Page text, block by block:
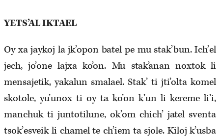
YETS’AL IKTAEL
Oy xa jaykoj la jk’opon batel pe mu stak’bun. Ich’el
jech, jo’one lajxa ko’on. Mu stak’anan noxtok li
mensajetik, yakalun smalael. Stak’ ti jti’olta komel
skotole, yu’unox ti oy ta ko’on k’un li kereme li’i,
manchuk ti juntotilune, ok’om chich’ jatel sventa
tsok’esveik li chamel te ch’iem ta sjole. Kiloj k’usba